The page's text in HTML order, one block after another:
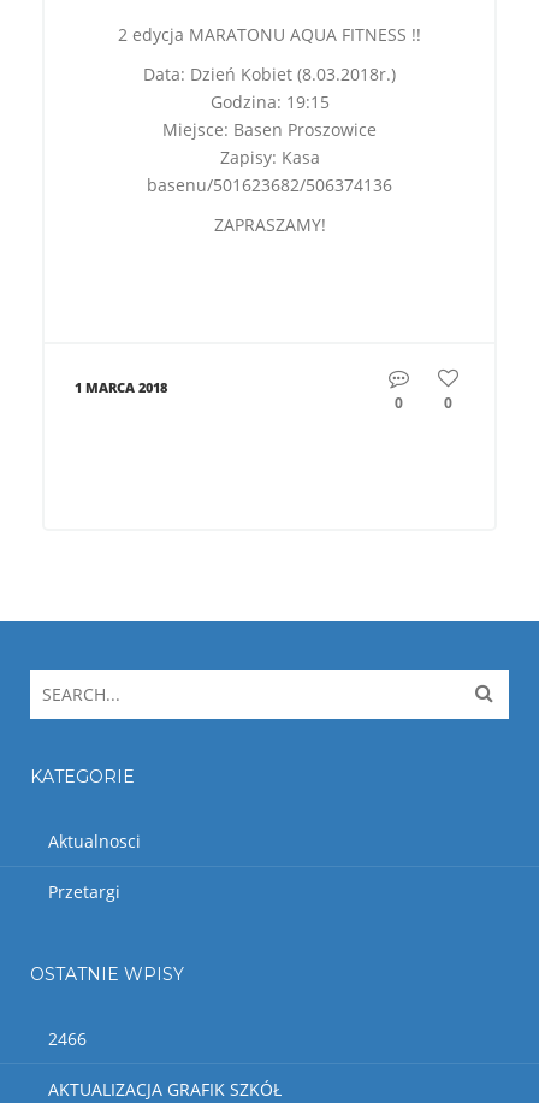
2 edycja MARATONU AQUA FITNESS !!
Data: Dzień Kobiet (8.03.2018r.)
Godzina: 19:15
Miejsce: Basen Proszowice
Zapisy: Kasa
basenu/501623682/506374136
ZAPRASZAMY!
1 MARCA 2018
0 0
KATEGORIE
Aktualnosci
Przetargi
OSTATNIE WPISY
2466
AKTUALIZACJA GRAFIK SZKÓŁ